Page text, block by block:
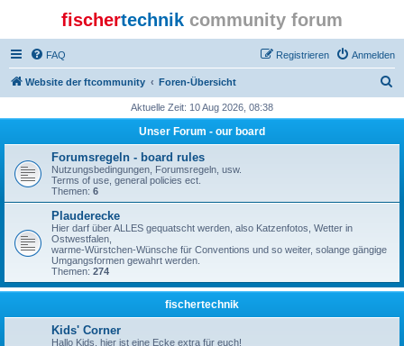
fischertechnik community forum
FAQ Anmelden
Registrieren
Website der ftcommunity Foren-Übersicht
h
Aktuelle Zeit: 10 Aug 2026, 08:38
Unser Forum - our board
Forumsregeln - board rules
Nutzungsbedingungen, Forumsregeln, usw.
Terms of use, general policies ect.
Themen: 6
Plauderecke
Hier darf über ALLES gequatscht werden, also Katzenfotos, Wetter in
Ostwestfalen,
warme-Würstchen-Wünsche für Conventions und so weiter, solange gängige
Umgangsformen gewahrt werden.
Themen: 274
fischertechnik
Kids' Corner
Hallo Kids, hier ist eine Ecke extra für euch!